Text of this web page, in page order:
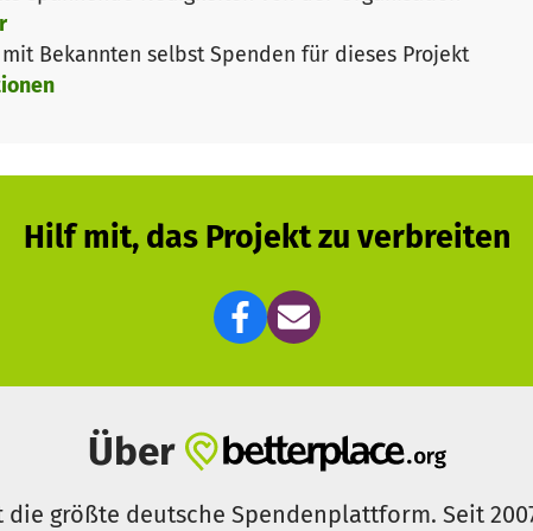
an die Null.
die Dringlichkeit des Problems sind, desto mehr
in New York, Glasgow, Berlin. Integriert ins Leipziger
der Stadt Leipzig anbieten. Diese soll die Uhr
bei 60 Sekunden noch bei knapp 80.000 Tonnen
Tonnen.
Bekannten selbst Spenden für dieses Projekt
Hilf mit, das Projekt zu verbreiten
Über
größte deutsche Spendenplattform. Seit